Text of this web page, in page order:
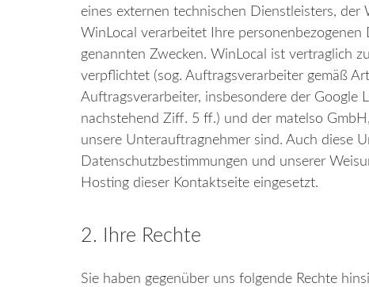
eines externen technischen Dienstleisters, der
WinLocal verarbeitet Ihre
genannten Zwecken. WinLocal ist vertraglich
verpflichtet (sog. Auftragsverarbeiter gemäß
Auftragsverarbeiter, insbesondere der Google
nachstehend Ziff. 5 ff.) und der matelso
unsere Unterauftragnehmer sind. Auch diese
Datenschutzbestimmungen und unserer
Hosting dieser Kontaktseite eingesetzt.
2. Ihre Rechte
Sie haben gegenüber uns folgende Rechte